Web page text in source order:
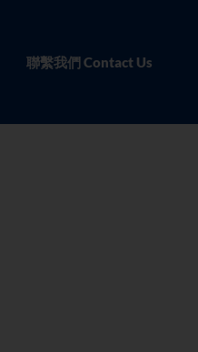
聯繫我們 Contact Us